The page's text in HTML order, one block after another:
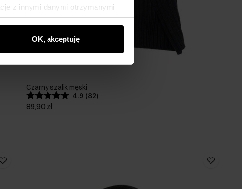
z innymi danymi otrzymanymi
OK, akceptuję
Czarny szalik męski
4.9 (82)
89,90 zł